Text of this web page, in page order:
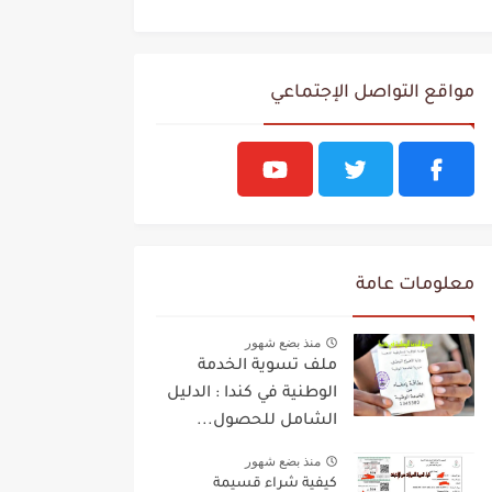
مواقع التواصل الإجتماعي
معلومات عامة
منذ بضع شهور
ملف تسوية الخدمة
الوطنية في كندا : الدليل
الشامل للحصول...
منذ بضع شهور
كيفية شراء قسيمة